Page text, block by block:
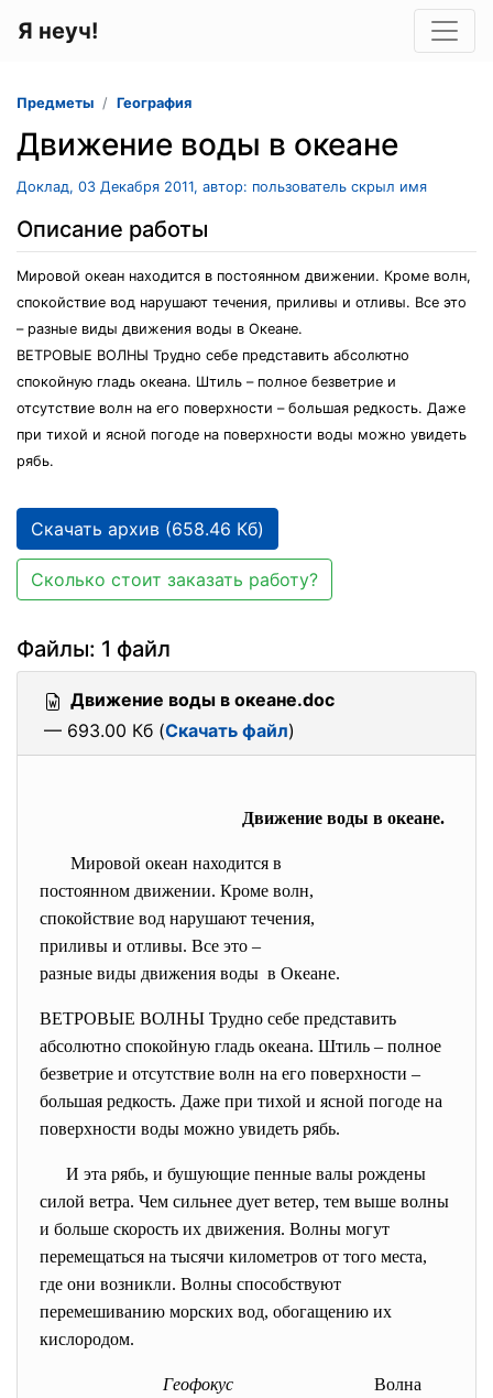
Я неуч!
Предметы География
Движение воды в океане
Доклад, 03 Декабря 2011, автор: пользователь скрыл имя
Описание работы
Мировой океан находится в постоянном движении. Кроме волн,
спокойствие вод нарушают течения, приливы и отливы. Все это
– разные виды движения воды в Океане.
ВЕТРОВЫЕ ВОЛНЫ Трудно себе представить абсолютно
спокойную гладь океана. Штиль – полное безветрие и
отсутствие волн на его поверхности – большая редкость. Даже
при тихой и ясной погоде на поверхности воды можно увидеть
рябь.
Скачать архив (658.46 Кб)
Сколько стоит заказать работу?
Файлы: 1 файл
Движение воды в океане.doc
— 693.00 Кб (Скачать файл)
Движение воды в океане.
Мировой океан находится в
постоянном движении. Кроме волн,
спокойствие вод нарушают течения,
приливы и отливы. Все это –
разные виды движения воды в Океане.
ВЕТРОВЫЕ ВОЛНЫ Трудно себе представить
абсолютно спокойную гладь океана. Штиль – полное
безветрие и отсутствие волн на его поверхности –
большая редкость. Даже при тихой и ясной погоде на
поверхности воды можно увидеть рябь.
И эта рябь, и бушующие пенные валы рождены
силой ветра. Чем сильнее дует ветер, тем выше волны
и больше скорость их движения. Волны могут
перемещаться на тысячи километров от того места,
где они возникли. Волны способствуют
перемешиванию морских вод, обогащению их
кислородом.
Геофокус
Волна